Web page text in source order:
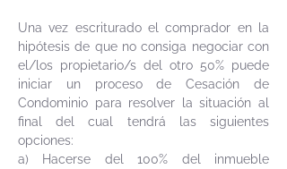
Una vez escriturado el comprador en la
hipótesis de que no consiga negociar con
el/los propietario/s del otro 50% puede
iniciar un proceso de Cesación de
Condominio para resolver la situación al
final del cual tendrá las siguientes
opciones:
a) Hacerse del 100% del inmueble